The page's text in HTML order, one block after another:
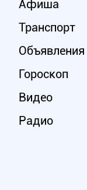
Афиша
Транспорт
Объявления
Гороскоп
Видео
Радио